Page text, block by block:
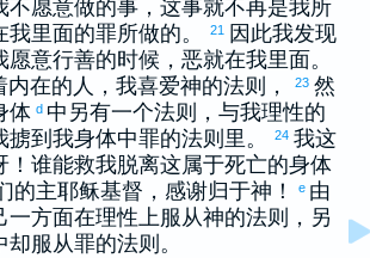
不愿意做的事，这事就不再是我所
里面的罪所做的。
21
因此我发现
意行善的时候，恶就在我里面。
在的人，我喜爱神的法则， 23 然
体 d 中另有一个法则，与我理性的
掳到我身体中罪的法则里。
24 我这
！谁能救我脱离这属于死亡的身体
的主耶稣基督，感谢归于神！ e 由
一方面在理性上服从神的法则，另
服从罪的法则。